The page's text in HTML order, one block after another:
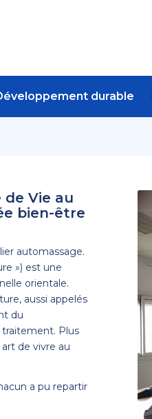
durable
Vie au
bien-être
automassage.
») est une
orientale.
aussi appelés
du
Plus
de vivre au
a pu repartir